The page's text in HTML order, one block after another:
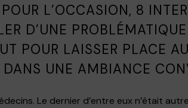
L’OCCASION, 8
D’UNE
POUR LAISSER PLACE
DANS UNE AMBIANCE
Le dernier d’entre eux n’était